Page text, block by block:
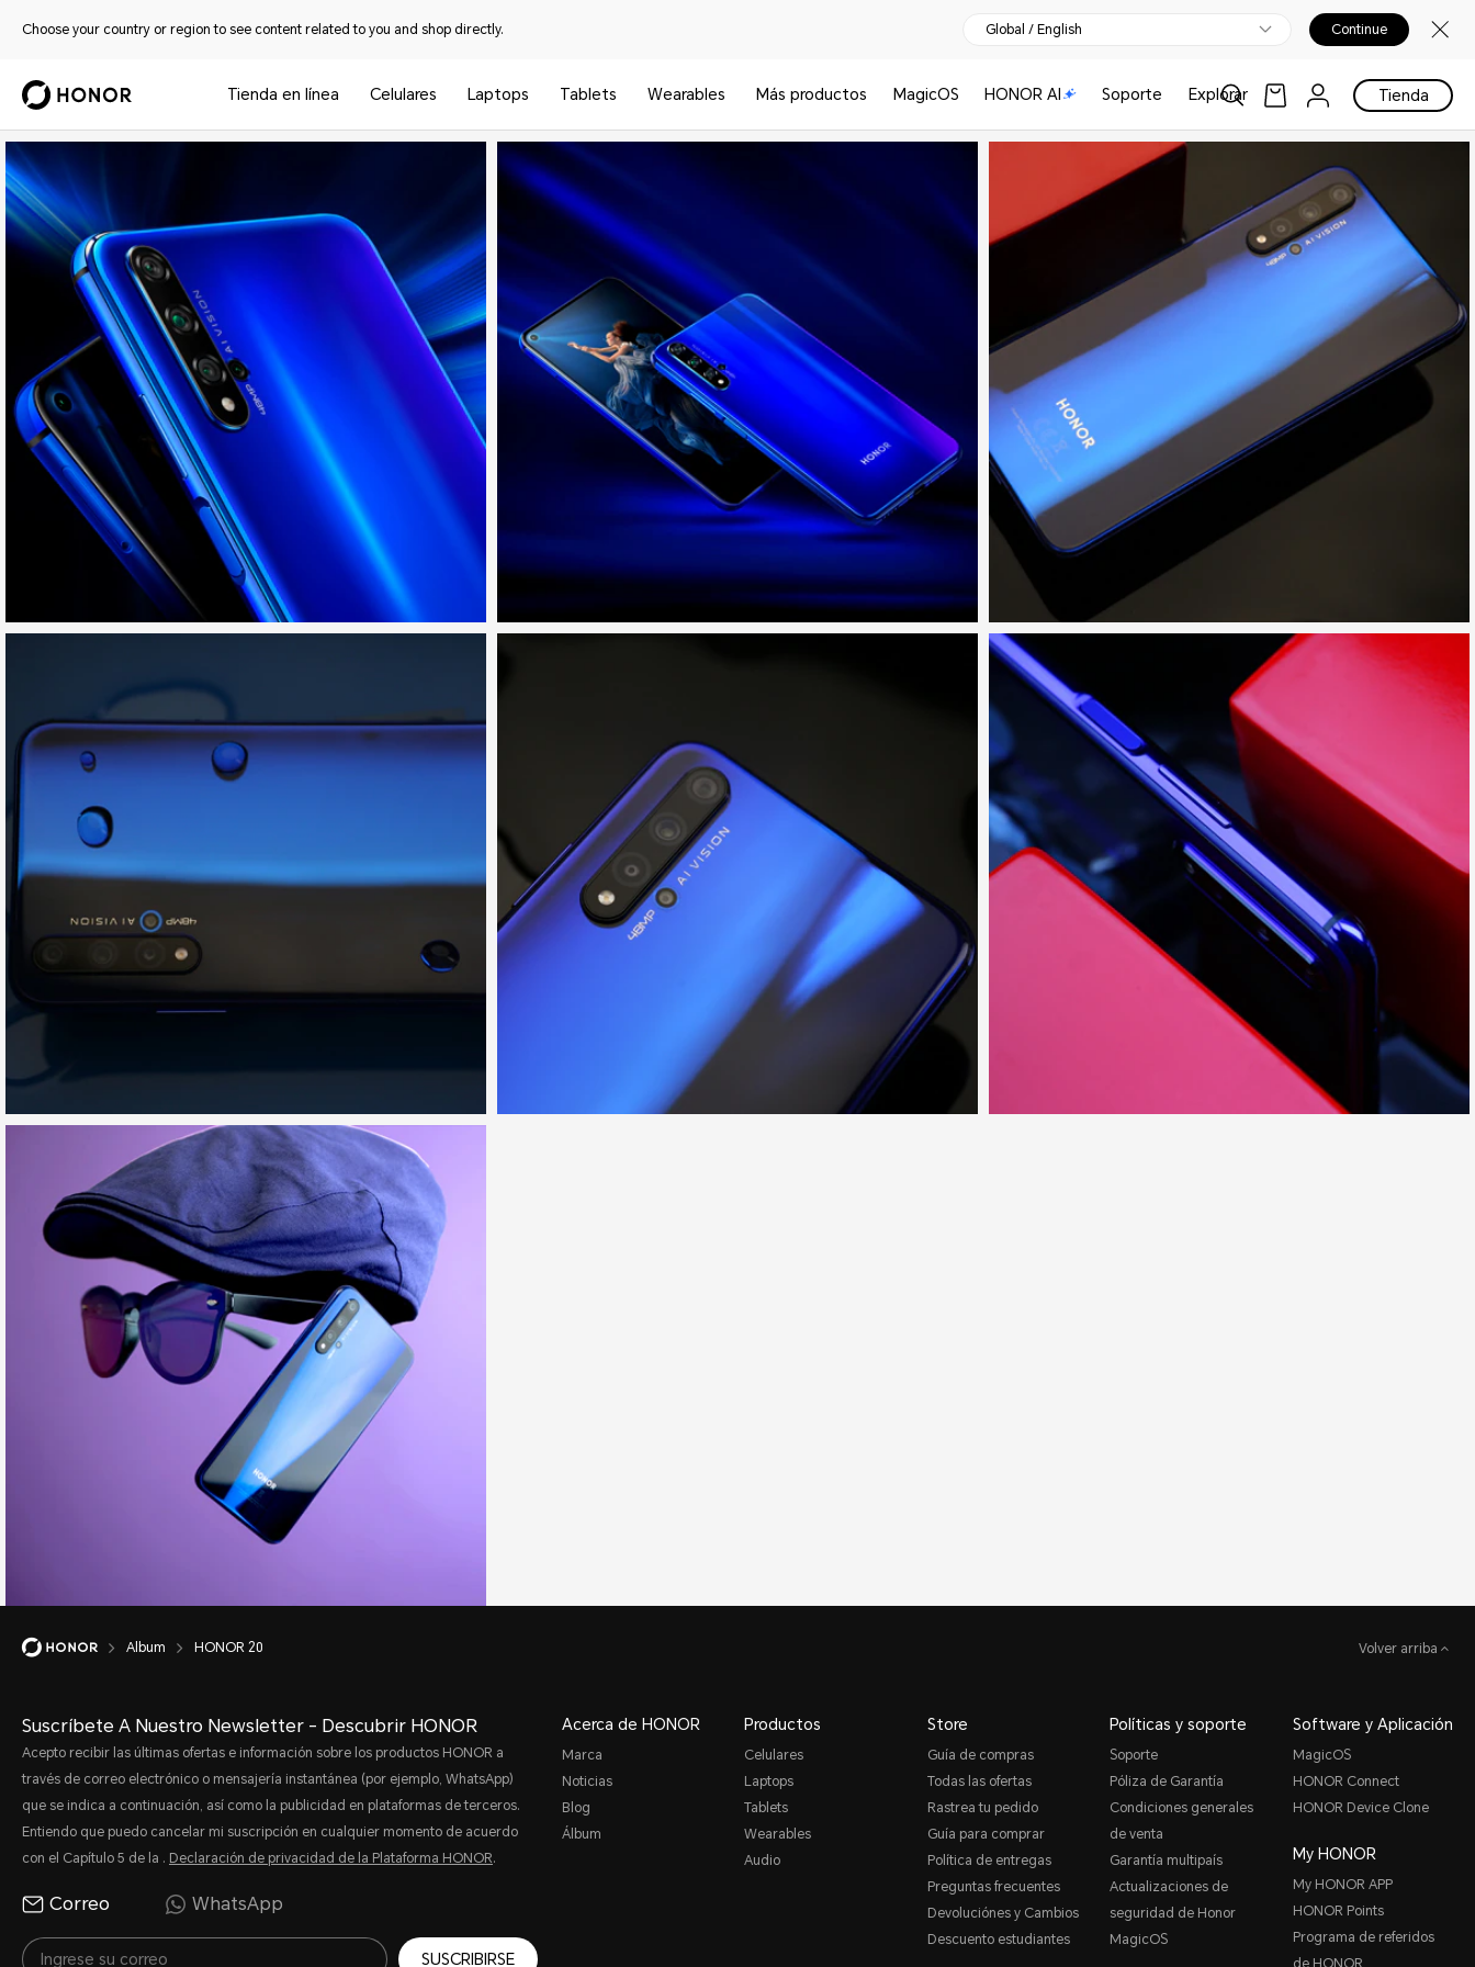
Choose your country or region to see content related to you and shop directly. Global / English Continue
Tienda en línea Celulares Laptops Tablets Wearables Más productos MagicOS HONOR AI Soporte Explorar Tienda
Album HONOR 20 Volver arriba
Suscríbete A Nuestro Newsletter - Descubrir HONOR
Acepto recibir las últimas ofertas e información sobre los productos HONOR a
través de correo electrónico o mensajería instantánea (por ejemplo, WhatsApp)
que se indica a continuación, así como la publicidad en plataformas de terceros.
Entiendo que puedo cancelar mi suscripción en cualquier momento de acuerdo
con el Capítulo 5 de la . Declaración de privacidad de la Plataforma HONOR.
Correo WhatsApp
SUSCRIBIRSE
Acerca de HONOR
Marca
Noticias
Blog
Álbum
Productos
Celulares
Laptops
Tablets
Wearables
Audio
Store
Guía de compras
Todas las ofertas
Rastrea tu pedido
Guía para comprar
Política de entregas
Preguntas frecuentes
Devoluciónes y Cambios
Descuento estudiantes
Políticas y soporte
Soporte
Póliza de Garantía
Condiciones generales
de venta
Garantía multipaís
Actualizaciones de
seguridad de Honor
MagicOS
Software y Aplicación
MagicOS
HONOR Connect
HONOR Device Clone
My HONOR
My HONOR APP
HONOR Points
Programa de referidos
de HONOR